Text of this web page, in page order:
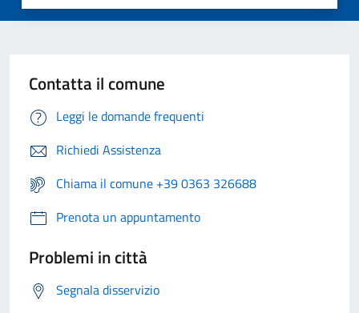
Contatta il comune
Leggi le domande frequenti
Richiedi Assistenza
Chiama il comune +39 0363 326688
Prenota un appuntamento
Problemi in città
Segnala disservizio